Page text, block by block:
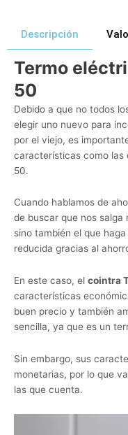
Descripción
Termo
50
Debido a que no todos
elegir uno nuevo para
por el viejo, es
características como las
50.
Cuando hablamos de
de buscar que nos salga
sino también el que
reducida gracias al
En este caso, el cointra
características
buen precio y también
sencilla, ya que es un
Sin embargo, sus
monetarias, por lo que
las que cuenta.